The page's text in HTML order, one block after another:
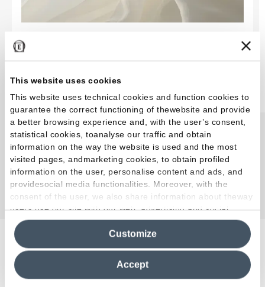
This website uses cookies
This website uses technical cookies and function cookies to
guarantee the correct functioning of thewebsite and provide
a better browsing experience and, with the user’s consent,
statistical cookies, toanalyse our traffic and obtain
information on the way the website is used and the most
visited pages, andmarketing cookies, to obtain profiled
information on the user, personalise content and ads, and
providesocial media functionalities. Moreover, with the
consent of the user, we also share information about theway
users use our site with our web, advertising and social
media analytics partners, who may combine itwith other
information in their possession. By closing this banner,
clicking on "Reject", it will be possible tocontinue browsing
the site after installing only technical cookies. For more
information see the
Cookie Policy
Accept
Customize
EmilDays 2026 - Etherea
En savoir plus
Découvrez toutes les inspirations
Des effets pour chaque
environnement et chaque